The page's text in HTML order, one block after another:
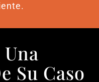
Su Caso